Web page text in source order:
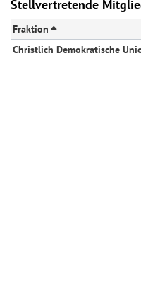
Stellvertretende
Fraktion
Christlich Demokratische